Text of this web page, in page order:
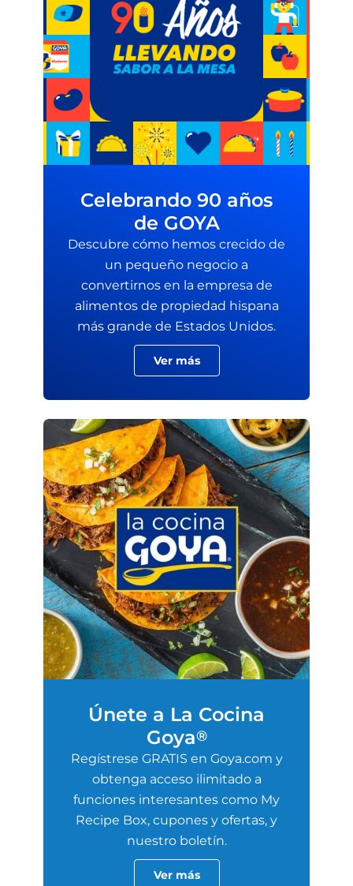
Celebrando 90 años
de GOYA
Descubre cómo hemos crecido de
un pequeño negocio a
convertirnos en la empresa de
alimentos de propiedad hispana
más grande de Estados Unidos.
Ver más
Únete a La Cocina
Goya®
Regístrese GRATIS en Goya.com y
obtenga acceso ilimitado a
funciones interesantes como My
Recipe Box, cupones y ofertas, y
nuestro boletín.
Ver más